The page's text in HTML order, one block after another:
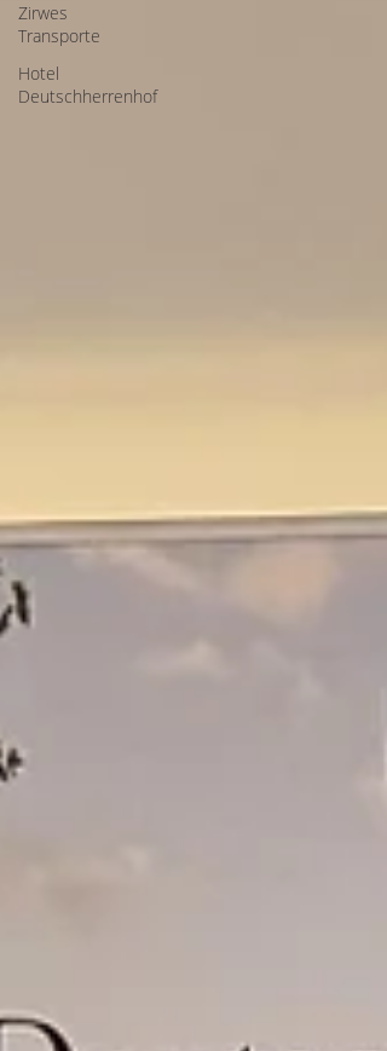
Zirwes
Transporte
Hotel
Deutschherrenhof